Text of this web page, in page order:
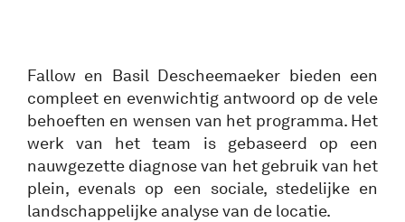
Fallow en Basil Descheemaeker bieden een
compleet en evenwichtig antwoord op de vele
behoeften en wensen van het programma. Het
werk van het team is gebaseerd op een
nauwgezette diagnose van het gebruik van het
plein, evenals op een sociale, stedelijke en
landschappelijke analyse van de locatie.